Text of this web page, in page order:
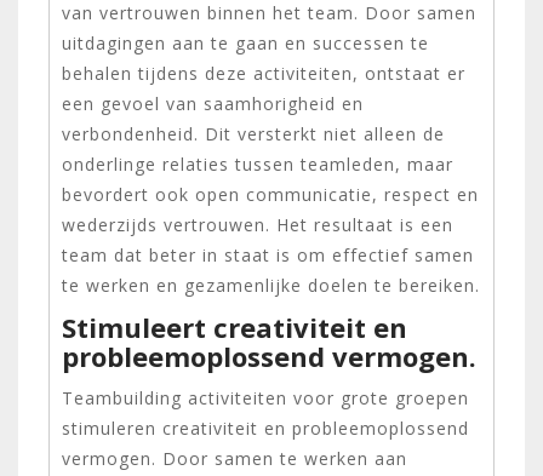
van vertrouwen binnen het team. Door samen
uitdagingen aan te gaan en successen te
behalen tijdens deze activiteiten, ontstaat er
een gevoel van saamhorigheid en
verbondenheid. Dit versterkt niet alleen de
onderlinge relaties tussen teamleden, maar
bevordert ook open communicatie, respect en
wederzijds vertrouwen. Het resultaat is een
team dat beter in staat is om effectief samen
te werken en gezamenlijke doelen te bereiken.
Stimuleert creativiteit en
probleemoplossend vermogen.
Teambuilding activiteiten voor grote groepen
stimuleren creativiteit en probleemoplossend
vermogen. Door samen te werken aan